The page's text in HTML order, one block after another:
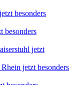
besonders
besonders
jetzt
jetzt besonders